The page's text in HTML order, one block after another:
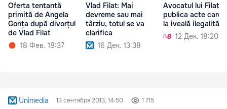
Oferta tentantă
primită de Angela
Gonța după divorțul
de Vlad Filat
18 Фев. 18:37
Vlad Filat: Mai
devreme sau mai
târziu, totul se va
clarifica
16 Дек. 13:38
Avocatul lui Filat:
publica acte care
la iveală
12 Дек. 18:20
Unimedia 13 сентября 2013, 14:50 1 715